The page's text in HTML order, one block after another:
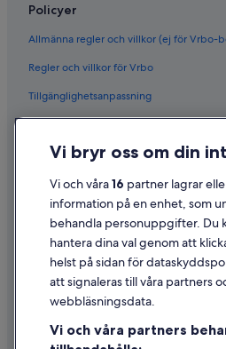
Policyer
Allmänna regler och villkor (ej för Vrbo-
Regler och villkor för Vrbo
Tillgänglighetsanpassning
Cookies
Användarvillkor
Juridisk information/Kontakta oss
Riktlinjer för innehåll och anmäla innehåll
Hjälp
Avboka eller ändra din bokning
Vi bryr oss om din
Vi och våra16 partner lagrar
information på en enhet, som
behandla personuppgifter. Du
hantera dina val genom att
helst på sidan för
att signaleras till våra partners
webbläsningsdata.
Vi och våra partners